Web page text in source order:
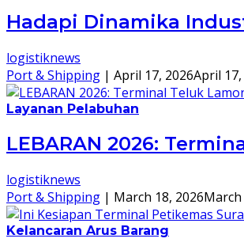
Hadapi Dinamika
logistiknews
Port & Shipping | April 17, 2026April 17,
Layanan Pelabuhan
LEBARAN 2026:
logistiknews
Port & Shipping | March 18, 2026March
Kelancaran Arus Barang